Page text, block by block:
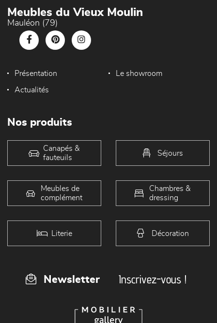
Meubles du Vieux Moulin
Mauléon (79)
Présentation Le showroom
Actualités
Nos produits
Canapés &
fauteuils
Séjours
Meubles de
complément
Chambres &
dressing
Literie Décoration
Newsletter Inscrivez-vous !